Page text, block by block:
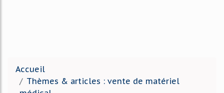
Accueil
Thèmes & articles : vente de matériel